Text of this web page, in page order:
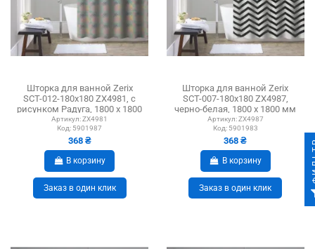
Шторка для ванной Zerix
SCT-012-180x180 ZX4981, с
рисунком Радуга, 1800 х 1800
мм
Артикул:ZX4981
Код: 5901987
368 ₴
В корзину
Заказ в один клик
Шторка для ванной Zerix
SCT-007-180x180 ZX4987,
черно-белая, 1800 х 1800 мм
Артикул:ZX4987
Код: 5901983
368 ₴
В корзину
Заказ в один клик